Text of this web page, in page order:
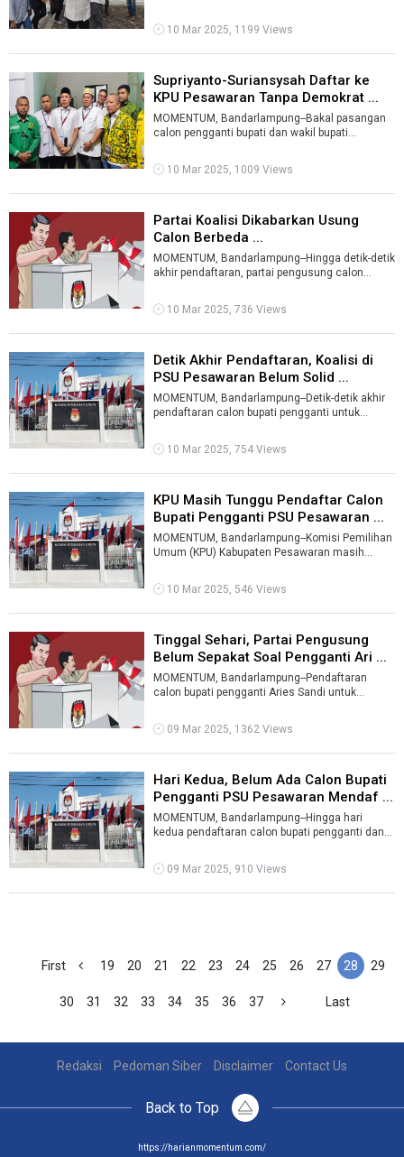
tampakny ...
10 Mar 2025, 1199 Views
Supriyanto-Suriansysah Daftar ke
KPU Pesawaran Tanpa Demokrat ...
MOMENTUM, Bandarlampung--Bakal pasangan
calon pengganti bupati dan wakil bupati
Konstitusi ( ...
10 Mar 2025, 1009 Views
Partai Koalisi Dikabarkan Usung
Calon Berbeda ...
MOMENTUM, Bandarlampung--Hingga detik-detik
akhir pendaftaran, partai pengusung calon
10 Mar 2025, 736 Views
Detik Akhir Pendaftaran, Koalisi di
PSU Pesawaran Belum Solid ...
MOMENTUM, Bandarlampung--Detik-detik akhir
pendaftaran calon bupati pengganti untuk
10 Mar 2025, 754 Views
KPU Masih Tunggu Pendaftar Calon
Bupati Pengganti PSU Pesawaran ...
MOMENTUM, Bandarlampung--Komisi Pemilihan
Umum (KPU) Kabupaten Pesawaran masih
...
10 Mar 2025, 546 Views
Tinggal Sehari, Partai Pengusung
Belum Sepakat Soal Pengganti Ari ...
MOMENTUM, Bandarlampung--Pendaftaran
calon bupati pengganti Aries Sandi untuk
...
09 Mar 2025, 1362 Views
Hari Kedua, Belum Ada Calon Bupati
Pengganti PSU Pesawaran Mendaf ...
MOMENTUM, Bandarlampung--Hingga hari
kedua pendaftaran calon bupati pengganti dan
09 Mar 2025, 910 Views
First 19 20 21 22 23 24 25 26 27 28 29
30 31 32 33 34 35 36 37 Last
Redaksi Pedoman Siber Disclaimer Contact Us
Back to Top
https://harianmomentum.com/